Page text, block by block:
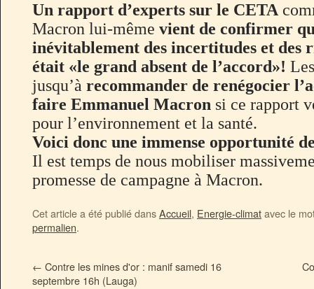
Un rapport d’experts sur le CETA
Macron lui-même vient de confirmer
inévitablement des incertitudes et des
était «le grand absent de l’accord»!
jusqu’à recommander de renégocier
faire Emmanuel Macron si ce rapport
pour l’environnement et la santé.
Voici donc une immense opportunité
Il est temps de nous mobiliser
promesse de campagne à Macron.
Cet article a été publié dansAccueil, Energie-climatavec le
permalien.
← Contre les mines d'or : manif samedi 16
septembre 16h (Lauga)